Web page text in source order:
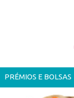
PRÉMIOS E BOLSAS